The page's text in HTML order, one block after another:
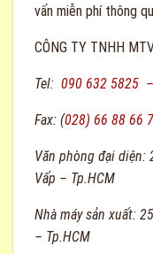
vấn miễn phí thông
CÔNG TY TNHH
Tel: 090 632 5825
Fax: (028) 66 88 66
Văn phòng đại diện:
Vấp – Tp.HCM
Nhà máy sản xuất:
– Tp.HCM